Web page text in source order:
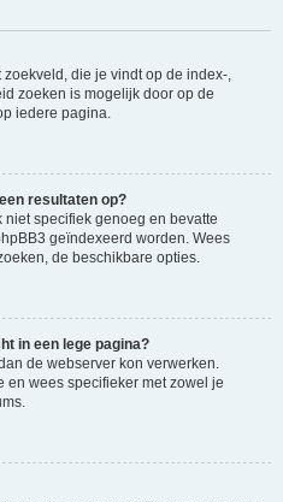
die je vindt op de index-,
zoeken is mogelijk door op de
iedere pagina.
resultaten op?
specifiek genoeg en bevatte
geïndexeerd worden. Wees
de beschikbare opties.
in een lege pagina?
de webserver kon verwerken.
en wees specifieker met zowel je